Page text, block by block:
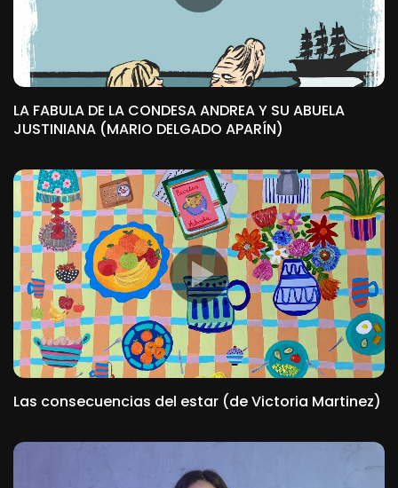
LA FABULA DE LA CONDESA ANDREA Y SU ABUELA
JUSTINIANA (MARIO DELGADO APARÍN)
Las consecuencias del estar (de Victoria Martinez)